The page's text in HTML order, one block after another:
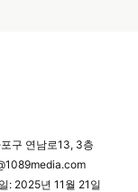
구 연남로13, 3층
: 2025년 11월 21일